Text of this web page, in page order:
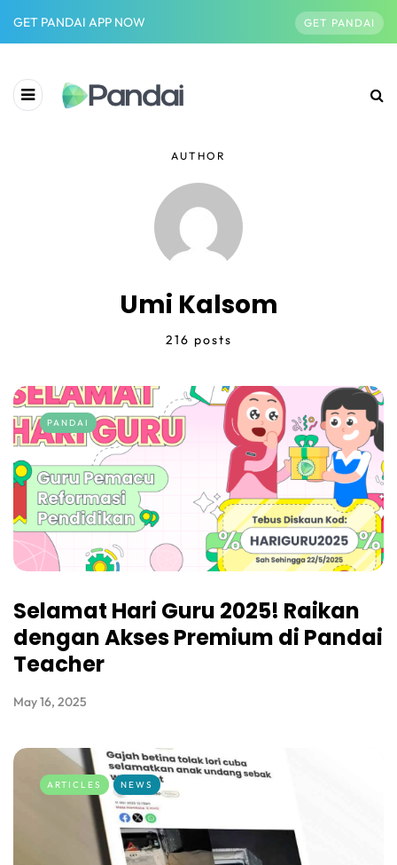
GET PANDAI APP NOW GET PANDAI
AUTHOR
Umi Kalsom
216 posts
PANDAI
Selamat Hari Guru 2025! Raikan
dengan Akses Premium di Pandai
Teacher
May 16, 2025
ARTICLES NEWS